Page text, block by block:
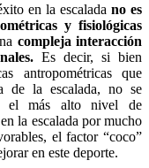
en la escalada no es
y fisiológicas
compleja interacción
Es decir, si bien
antropométricas que
de la escalada, no se
el más alto nivel de
la escalada por mucho
el factor “coco”
en este deporte.